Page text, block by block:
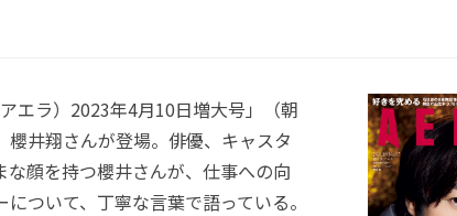
エラ）2023年4月10日増大号」（朝
櫻井翔さんが登場。俳優、キャスタ
な顔を持つ櫻井さんが、仕事への向
ついて、丁寧な言葉で語っている。